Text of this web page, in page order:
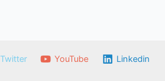
Twitter YouTube Linkedin